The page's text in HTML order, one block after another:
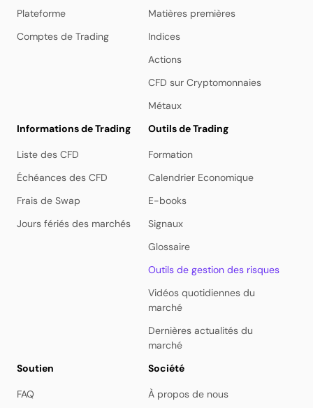
Plateforme
Comptes de Trading
Matières premières
Indices
Actions
CFD sur Cryptomonnaies
Métaux
Informations de Trading
Liste des CFD
Échéances des CFD
Frais de Swap
Jours fériés des marchés
Outils de Trading
Formation
Calendrier Economique
E-books
Signaux
Glossaire
Outils de gestion des risques
Vidéos quotidiennes du
marché
Dernières actualités du
marché
Soutien
FAQ
Société
À propos de nous